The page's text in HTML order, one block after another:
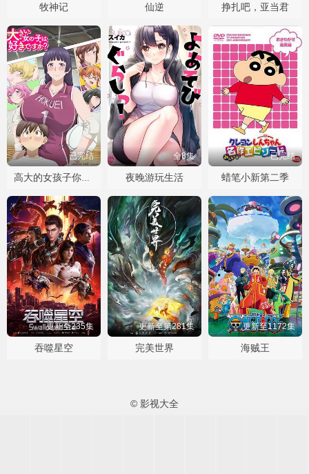
牧神记 仙逆 挣扎吧，亚当君
已完结
高大的女孩子你喜欢吗？
全8集
夜晚游玩生活
已完结
蜡笔小新第二季
更新至235集
吞噬星空
更新至第281集
完美世界
更新至1172集
海贼王
© 影视大全